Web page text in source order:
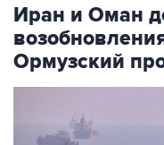
Иран и Оман
Ормузский